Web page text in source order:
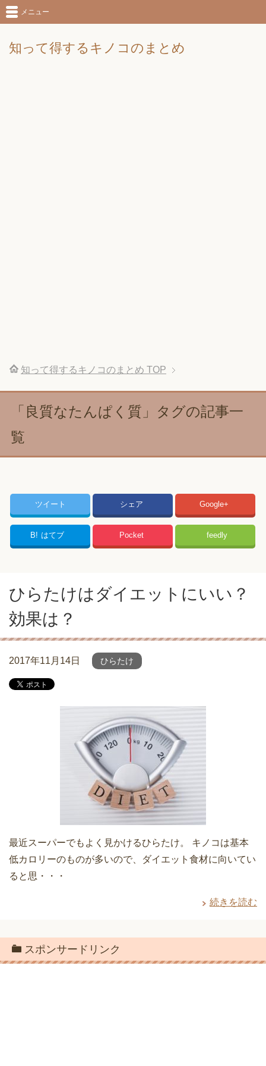
知って得するキノコのまとめ
メニュー
知って得するキノコのまとめ TOP
「良質なたんぱく質」タグの記事一
覧
ツイート シェア Google+
B! はてブ Pocket feedly
ひらたけはダイエットにいい？
効果は？
2017年11月14日 ひらたけ
最近スーパーでもよく見かけるひらたけ。 キノコは基本
低カロリーのものが多いので、ダイエット食材に向いてい
ると思・・・
続きを読む
スポンサードリンク